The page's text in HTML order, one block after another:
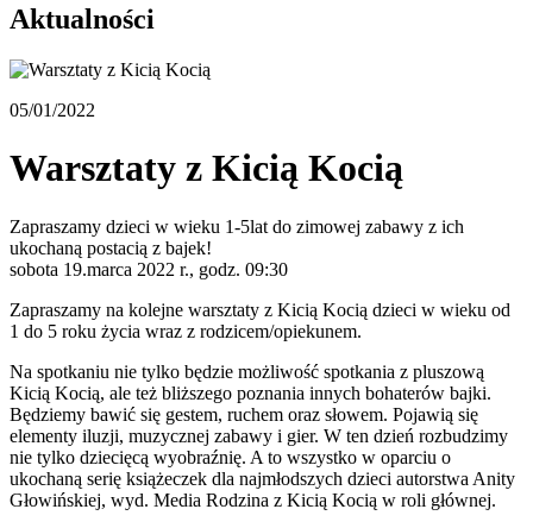
Aktualności
05/01/2022
Warsztaty z Kicią Kocią
Zapraszamy dzieci w wieku 1-5lat do zimowej zabawy z ich
ukochaną postacią z bajek!
sobota 19.marca 2022 r., godz. 09:30
Zapraszamy na kolejne warsztaty z Kicią Kocią dzieci w wieku od
1 do 5 roku życia wraz z rodzicem/opiekunem.
Na spotkaniu nie tylko będzie możliwość spotkania z pluszową
Kicią Kocią, ale też bliższego poznania innych bohaterów bajki.
Będziemy bawić się gestem, ruchem oraz słowem. Pojawią się
elementy iluzji, muzycznej zabawy i gier. W ten dzień rozbudzimy
nie tylko dziecięcą wyobraźnię. A to wszystko w oparciu o
ukochaną serię książeczek dla najmłodszych dzieci autorstwa Anity
Głowińskiej, wyd. Media Rodzina z Kicią Kocią w roli głównej.